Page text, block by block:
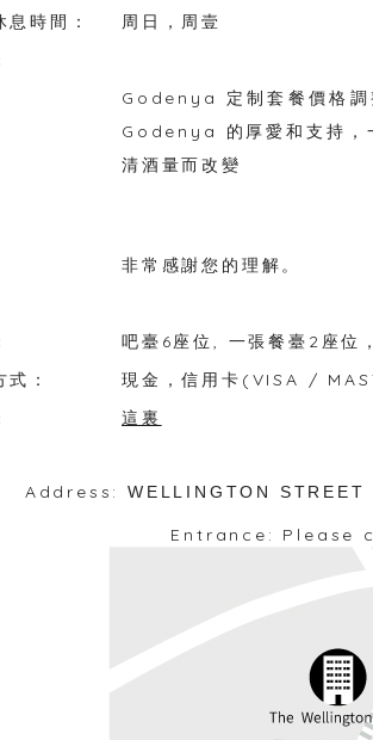
息時間：
周日，周壹
Godenya 定制套餐價格
Godenya 的厚愛和支持，
清酒量而改變
非常感謝您的理解。
吧臺6座位, 一張餐臺2座位
：
現金，信用卡(VISA /
這裏
Address: WELLINGTON
Entrance: Please